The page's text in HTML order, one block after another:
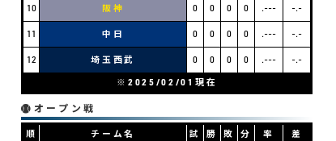
10 阪神 0 0 0 0 .--- -.-
11 中日 0 0 0 0 .--- -.-
12 埼玉西武 0 0 0 0 .--- -.-
※2025/02/01現在
オープン戦
順 チーム名 試 勝 敗 分 率 差